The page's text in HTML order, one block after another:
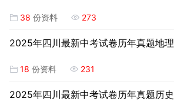
38 份资料 273
2025年四川最新中考试卷历年真题地理
18 份资料 231
2025年四川最新中考试卷历年真题历史